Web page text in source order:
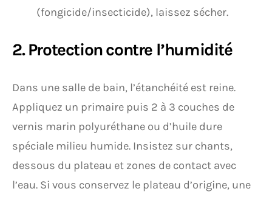
(fongicide/insecticide), laissez sécher.
2. Protection contre l’humidité
Dans une salle de bain, l’étanchéité est reine.
Appliquez un primaire puis 2 à 3 couches de
vernis marin polyuréthane ou d’huile dure
spéciale milieu humide. Insistez sur chants,
dessous du plateau et zones de contact avec
l’eau. Si vous conservez le plateau d’origine, une